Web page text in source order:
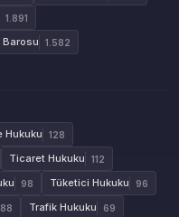
1.891
Barosu 1.582
Hukuku 128
Ticaret Hukuku 112
98 Tüketici Hukuku 96
88 Trafik Hukuku 69